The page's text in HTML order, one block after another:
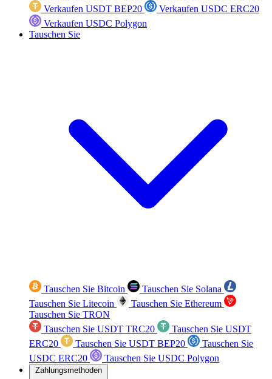
Verkaufen USDT BEP20
Verkaufen USDC ERC20
Verkaufen USDC Polygon
Tauschen Sie
Tauschen Sie Bitcoin
Tauschen Sie Solana
Tauschen Sie Litecoin
Tauschen Sie Ethereum
Tauschen Sie TRON
Tauschen Sie USDT TRC20
Tauschen Sie USDT
ERC20
Tauschen Sie USDT BEP20
Tauschen Sie
USDC ERC20
Tauschen Sie USDC Polygon
Zahlungsmethoden